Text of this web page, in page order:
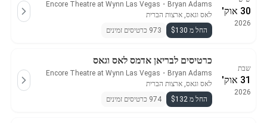
30 אוק'
2026
Bryan Adams
・
Encore Theatre at Wynn Las Vegas
לאס וגאס, ארצות הברית
החל מ $130
973 כרטיסים זמינים
שבת
31 אוק'
2026
כרטיסים לבריאן אדמס לאס וגאס
Bryan Adams
・
Encore Theatre at Wynn Las Vegas
לאס וגאס, ארצות הברית
החל מ $132
974 כרטיסים זמינים